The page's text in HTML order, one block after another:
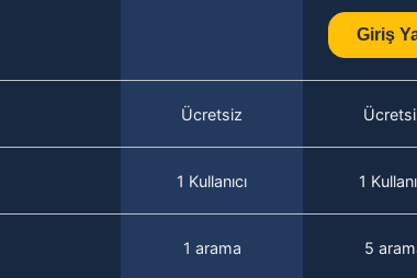
Giriş
Ücretsiz
1 Kullanıcı 1
1 arama 5